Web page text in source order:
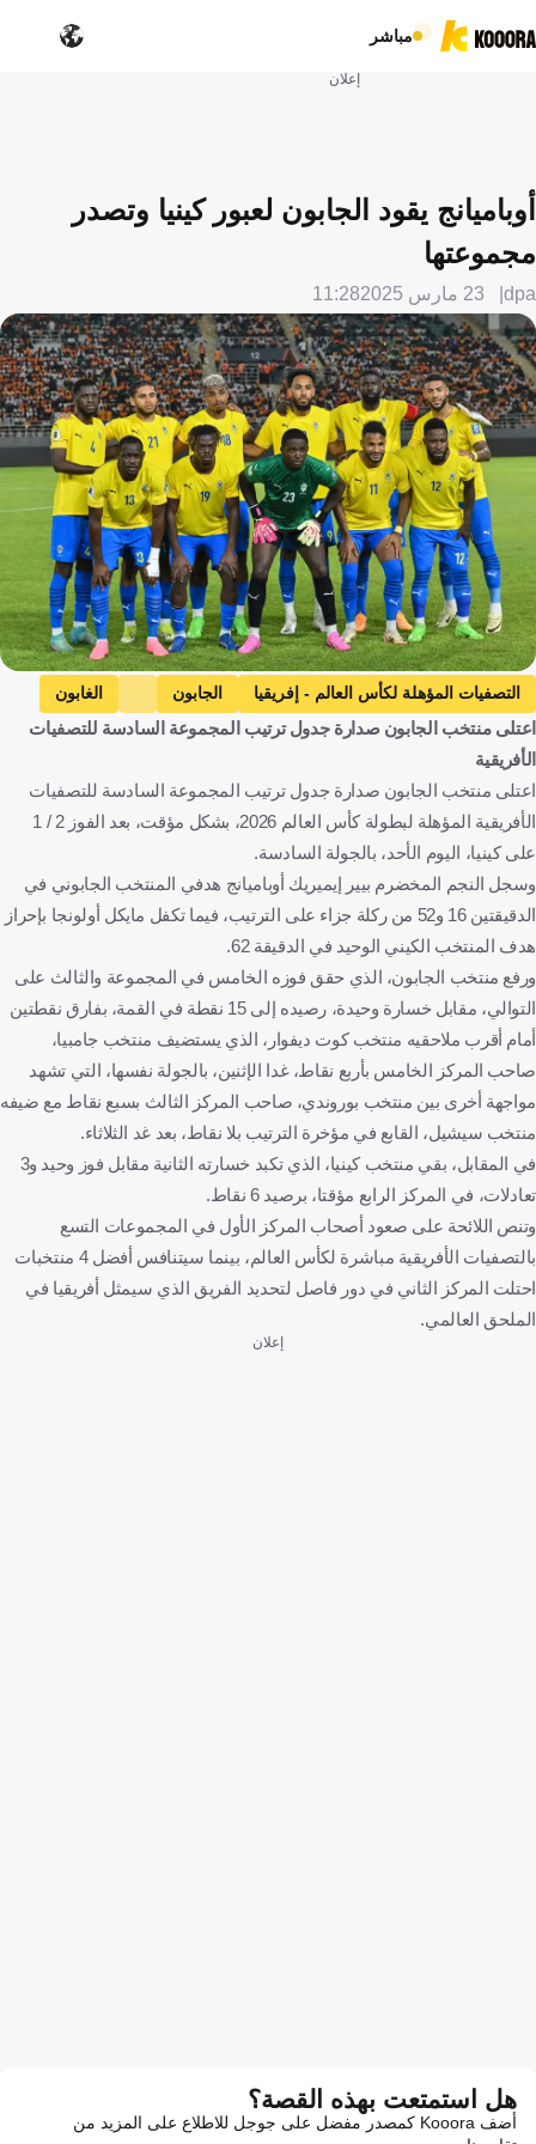
مباشر
إعلان
أوباميانج يقود الجابون لعبور كينيا وتصدر
مجموعتها
dpa 23 مارس 2025 11:28
التصفيات المؤهلة لكأس العالم - إفريقيا الجابون
الغابون
كينيا
كينيا بيير إيميرك آوباميانج كرة قدم
اعتلى منتخب الجابون صدارة جدول ترتيب المجموعة السادسة للتصفيات
الأفريقية
اعتلى منتخب الجابون صدارة جدول ترتيب المجموعة السادسة للتصفيات
الأفريقية المؤهلة لبطولة كأس العالم 2026، بشكل مؤقت، بعد الفوز 2 / 1
على كينيا، اليوم الأحد، بالجولة السادسة.
وسجل النجم المخضرم بيير إيميريك أوباميانج هدفي المنتخب الجابوني في
الدقيقتين 16 و52 من ركلة جزاء على الترتيب، فيما تكفل مايكل أولونجا بإحراز
هدف المنتخب الكيني الوحيد في الدقيقة 62.
ورفع منتخب الجابون، الذي حقق فوزه الخامس في المجموعة والثالث على
التوالي، مقابل خسارة وحيدة، رصيده إلى 15 نقطة في القمة، بفارق نقطتين
أمام أقرب ملاحقيه منتخب كوت ديفوار، الذي يستضيف منتخب جامبيا،
صاحب المركز الخامس بأربع نقاط، غدا الإثنين، بالجولة نفسها، التي تشهد
مواجهة أخرى بين منتخب بوروندي، صاحب المركز الثالث بسبع نقاط مع ضيفه
منتخب سيشيل، القابع في مؤخرة الترتيب بلا نقاط، بعد غد الثلاثاء.
في المقابل، بقي منتخب كينيا، الذي تكبد خسارته الثانية مقابل فوز وحيد و3
تعادلات، في المركز الرابع مؤقتا، برصيد 6 نقاط.
وتنص اللائحة على صعود أصحاب المركز الأول في المجموعات التسع
بالتصفيات الأفريقية مباشرة لكأس العالم، بينما سيتنافس أفضل 4 منتخبات
احتلت المركز الثاني في دور فاصل لتحديد الفريق الذي سيمثل أفريقيا في
الملحق العالمي.
إعلان
هل استمتعت بهذه القصة؟
أضف Kooora كمصدر مفضل على جوجل للاطلاع على المزيد من